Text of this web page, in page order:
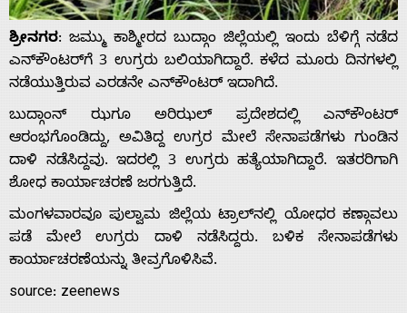
Home
ಶ್ರೀನಗರ: ಜಮ್ಮು ಕಾಶ್ಮೀರದ ಬುದ್ಗಾಂ ಜಿಲ್ಲೆಯಲ್ಲಿ ಇಂದು ಬೆಳಿಗ್ಗೆ ನಡೆದ
ಎನ್‌ಕೌಂಟರ್‌ಗೆ 3 ಉಗ್ರರು ಬಲಿಯಾಗಿದ್ದಾರೆ. ಕಳೆದ ಮೂರು ದಿನಗಳಲ್ಲಿ
ನಡೆಯುತ್ತಿರುವ ಎರಡನೇ ಎನ್‌ಕೌಂಟರ್ ಇದಾಗಿದೆ.
ಬುದ್ಗಾಂನ್ ಝಗೂ ಅರಿಝಲ್ ಪ್ರದೇಶದಲ್ಲಿ ಎನ್‌ಕೌಂಟರ್
ಆರಂಭಗೊಂಡಿದ್ದು, ಅವಿತಿದ್ದ ಉಗ್ರರ ಮೇಲೆ ಸೇನಾಪಡೆಗಳು ಗುಂಡಿನ
ದಾಳಿ ನಡೆಸಿದ್ದವು. ಇದರಲ್ಲಿ 3 ಉಗ್ರರು ಹತ್ಯೆಯಾಗಿದ್ದಾರೆ. ಇತರರಿಗಾಗಿ
ಶೋಧ ಕಾರ್ಯಾಚರಣೆ ಜರಗುತ್ತಿದೆ.
ಮಂಗಳವಾರವೂ ಪುಲ್ವಾಮ ಜಿಲ್ಲೆಯ ಟ್ರಾಲ್‌ನಲ್ಲಿ ಯೋಧರ ಕಣ್ಗಾವಲು
ಪಡೆ ಮೇಲೆ ಉಗ್ರರು ದಾಳಿ ನಡೆಸಿದ್ದರು. ಬಳಿಕ ಸೇನಾಪಡೆಗಳು
ಕಾರ್ಯಾಚರಣೆಯನ್ನು ತೀವ್ರಗೊಳಿಸಿವೆ.
source: zeenews